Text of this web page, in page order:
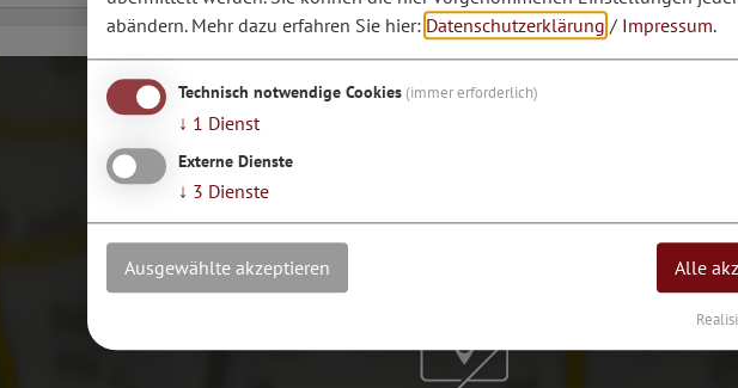
abändern. Mehr dazu erfahren Sie hier: Datenschutzerklärung / Impressum.
Technisch notwendige Cookies (immer erforderlich)
↓ 1 Dienst
Externe Dienste
↓ 3 Dienste
Ausgewählte akzeptieren Alle